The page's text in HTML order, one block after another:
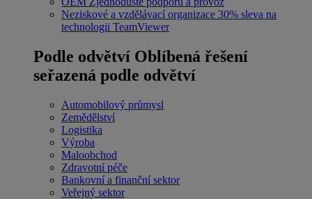
Neziskové a vzdělávací organizace 30% sleva na
technologii TeamViewer
Podle odvětví Oblíbená řešení
seřazená podle odvětví
Automobilový průmysl
Zemědělství
Logistika
Výroba
Maloobchod
Zdravotní péče
Bankovní a finanční sektor
Veřejný sektor